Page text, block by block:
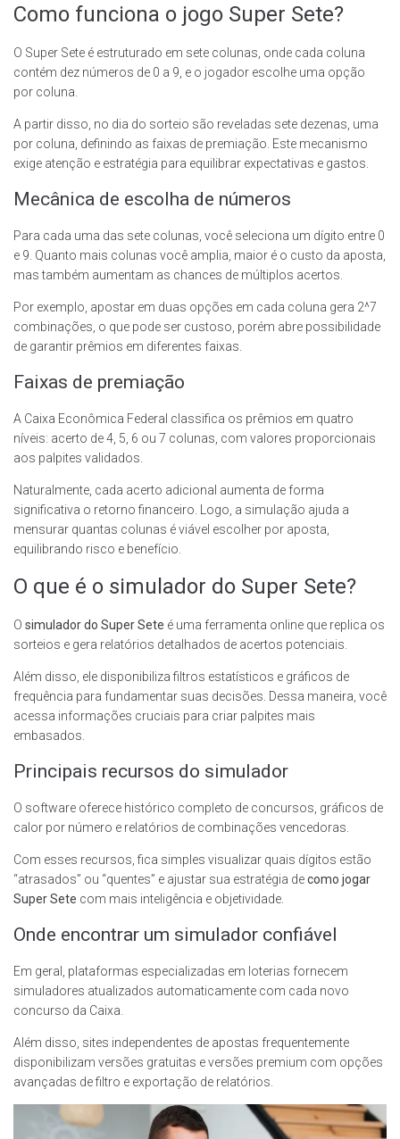
Como funciona o jogo Super Sete?
O Super Sete é estruturado em sete colunas, onde cada coluna
contém dez números de 0 a 9, e o jogador escolhe uma opção
por coluna.
A partir disso, no dia do sorteio são reveladas sete dezenas, uma
por coluna, definindo as faixas de premiação. Este mecanismo
exige atenção e estratégia para equilibrar expectativas e gastos.
Mecânica de escolha de números
Para cada uma das sete colunas, você seleciona um dígito entre 0
e 9. Quanto mais colunas você amplia, maior é o custo da aposta,
mas também aumentam as chances de múltiplos acertos.
Por exemplo, apostar em duas opções em cada coluna gera 2^7
combinações, o que pode ser custoso, porém abre possibilidade
de garantir prêmios em diferentes faixas.
Faixas de premiação
A Caixa Econômica Federal classifica os prêmios em quatro
níveis: acerto de 4, 5, 6 ou 7 colunas, com valores proporcionais
aos palpites validados.
Naturalmente, cada acerto adicional aumenta de forma
significativa o retorno financeiro. Logo, a simulação ajuda a
mensurar quantas colunas é viável escolher por aposta,
equilibrando risco e benefício.
O que é o simulador do Super Sete?
O simulador do Super Sete é uma ferramenta online que replica os
sorteios e gera relatórios detalhados de acertos potenciais.
Além disso, ele disponibiliza filtros estatísticos e gráficos de
frequência para fundamentar suas decisões. Dessa maneira, você
acessa informações cruciais para criar palpites mais
embasados.
Principais recursos do simulador
O software oferece histórico completo de concursos, gráficos de
calor por número e relatórios de combinações vencedoras.
Com esses recursos, fica simples visualizar quais dígitos estão
“atrasados” ou “quentes” e ajustar sua estratégia decomo jogar
Super Sete com mais inteligência e objetividade.
Onde encontrar um simulador confiável
Em geral, plataformas especializadas em loterias fornecem
simuladores atualizados automaticamente com cada novo
concurso da Caixa.
Além disso, sites independentes de apostas frequentemente
disponibilizam versões gratuitas e versões premium com opções
avançadas de filtro e exportação de relatórios.